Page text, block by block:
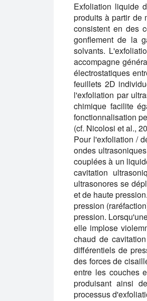
Exfoliation liquide
produits à partir de
consistent en des
gonflement de la
solvants.
accompagne
électrostatiques
feuillets 2D
l'exfoliation par
chimique facilite
fonctionnalisation
(cf. Nicolosi et al.,
Pour l'exfoliation /
ondes
couplées à un
cavitation
ultrasonores se
et de haute
pression
pression.
elle implose
chaud de
différentiels de
des forces de
entre les couches
produisant ainsi
processus